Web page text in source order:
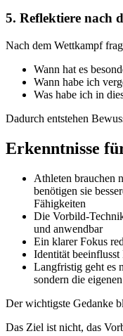
5. Reflektiere nach
Nach dem Wettkampf
Wann hat es
Wann habe ich
Was habe ich in
Dadurch entstehen
Erkenntnisse
Athleten brauchen
benötigen sie
Fähigkeiten
Die Vorbild-
und anwendbar
Ein klarer Fokus
Identität
Langfristig geht es
sondern die
Der wichtigste Gedanke
Das Ziel ist nicht, das